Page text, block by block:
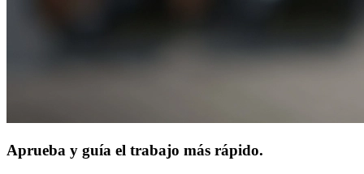
Aprueba y guía el trabajo más rápido.